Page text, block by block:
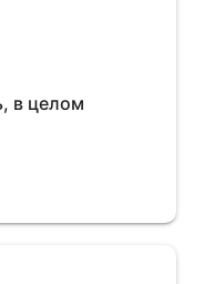
в целом